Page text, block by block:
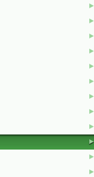
►
►
►
►
►
►
►
►
►
►
►
►